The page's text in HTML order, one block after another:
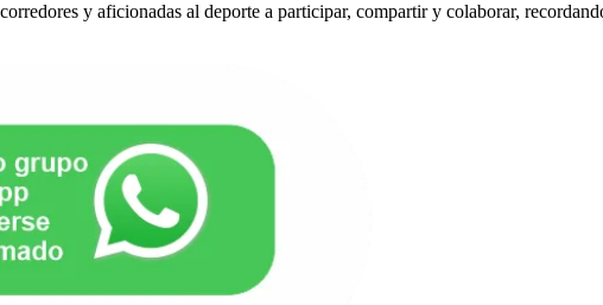
y aficionadas al deporte a participar, compartir y colaborar,